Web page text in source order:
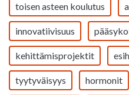
toisen asteen koulutus
innovatiivisuus
kehittämisprojektit
tyytyväisyys hormonit